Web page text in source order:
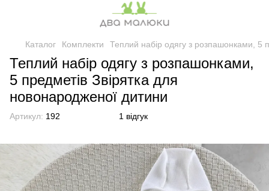
Каталог Комплекти Теплий набір одягу з розпашонками, 5
Теплий набір одягу з розпашонками,
5 предметів Звірятка для
новонародженої дитини
Артикул: 192 1 відгук